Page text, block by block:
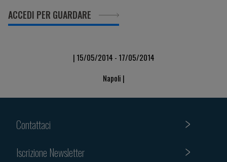
ACCEDI PER GUARDARE
| 15/05/2014 - 17/05/2014
Napoli |
Contattaci
Iscrizione Newsletter